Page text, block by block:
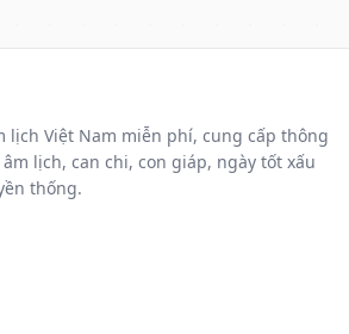
lịch Việt Nam miễn phí, cung cấp thông
lịch, can chi, con giáp, ngày tốt xấu
thống.